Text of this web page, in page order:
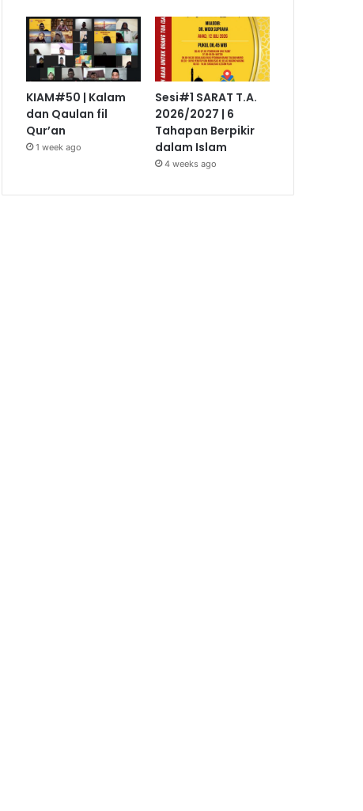
KIAM#50 | Kalam
dan Qaulan fil
Qur’an
1 week ago
Sesi#1 SARAT T.A.
2026/2027 | 6
Tahapan Berpikir
dalam Islam
4 weeks ago